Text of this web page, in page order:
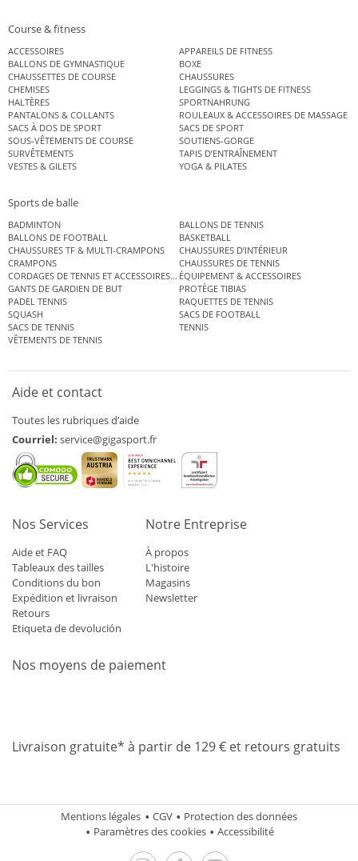
Course & fitness
ACCESSOIRES
APPAREILS DE FITNESS
BALLONS DE GYMNASTIQUE
BOXE
CHAUSSETTES DE COURSE
CHAUSSURES
CHEMISES
LEGGINGS & TIGHTS DE FITNESS
HALTÈRES
SPORTNAHRUNG
PANTALONS & COLLANTS
ROULEAUX & ACCESSOIRES DE MASSAGE
SACS À DOS DE SPORT
SACS DE SPORT
SOUS-VÊTEMENTS DE COURSE
SOUTIENS-GORGE
SURVÊTEMENTS
TAPIS D’ENTRAÎNEMENT
VESTES & GILETS
YOGA & PILATES
Sports de balle
BADMINTON
BALLONS DE TENNIS
BALLONS DE FOOTBALL
BASKETBALL
CHAUSSURES TF & MULTI-CRAMPONS
CHAUSSURES D’INTÉRIEUR
CRAMPONS
CHAUSSURES DE TENNIS
CORDAGES DE TENNIS ET ACCESSOIRES DE TENNISÉQUIPEMENT & ACCESSOIRES
GANTS DE GARDIEN DE BUT
PROTÈGE TIBIAS
PADEL TENNIS
RAQUETTES DE TENNIS
SQUASH
SACS DE FOOTBALL
SACS DE TENNIS
TENNIS
VÊTEMENTS DE TENNIS
Aide et contact
Toutes les rubriques d’aide
Courriel: service@gigasport.fr
Nos Services
Aide et FAQ
Tableaux des tailles
Conditions du bon
Expédition et livraison
Retours
Etiqueta de devolución
Notre Entreprise
À propos
L'histoire
Magasins
Newsletter
Nos moyens de paiement
Livraison gratuite* à partir de 129 € et retours gratuits
Mentions légales CGV
Protection des données
Paramètres des cookies
Accessibilité